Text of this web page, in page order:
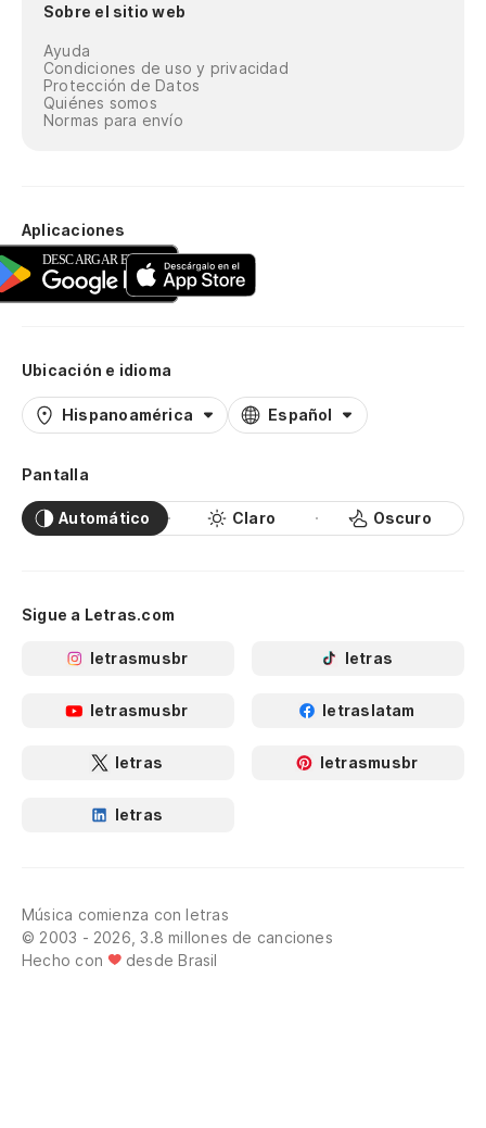
Sobre el sitio web
Ayuda
Condiciones de uso y privacidad
Protección de Datos
Quiénes somos
Normas para envío
Aplicaciones
Ubicación e idioma
Hispanoamérica Español
Pantalla
Automático Claro Oscuro
Sigue a Letras.com
letrasmusbr letras
letrasmusbr letraslatam
letras letrasmusbr
letras
Música comienza con letras
© 2003 - 2026, 3.8 millones de canciones
Hecho con
desde Brasil